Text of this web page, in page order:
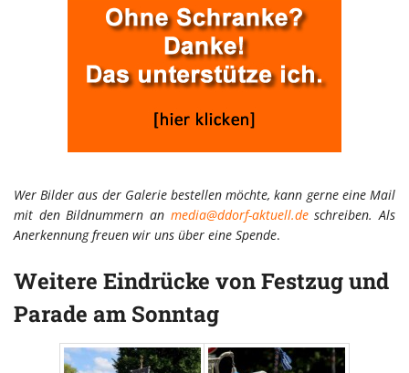
Wer Bilder aus der Galerie bestellen möchte, kann gerne eine Mail
mit den Bildnummern an media@ddorf-aktuell.deschreiben. Als
Anerkennung freuen wir uns über eine Spende.
Weitere Eindrücke von Festzug und
Parade am Sonntag